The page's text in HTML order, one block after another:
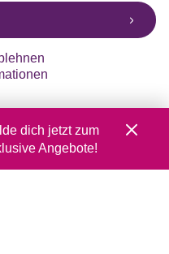
dich jetzt zum
Angebote!